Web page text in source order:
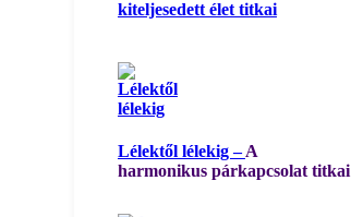
kiteljesedett élet titkai
Lélektől lélekig –A
harmonikus párkapcsolat titkai